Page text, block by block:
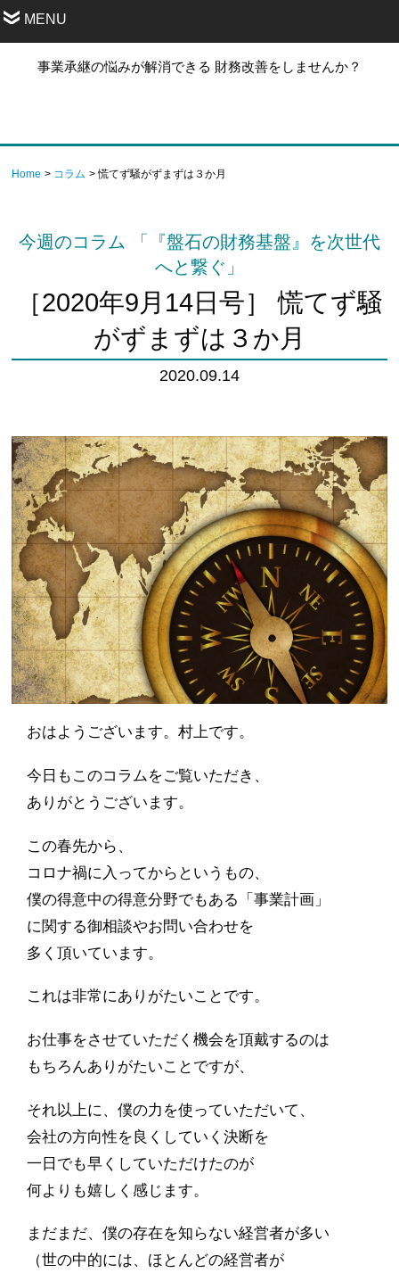
MENU
事業承継の悩みが解消できる 財務改善をしませんか？
Home コラム 慌てず騒がずまずは３か月
今週のコラム 「『盤石の財務基盤』を次世代
へと繋ぐ」
［2020年9月14日号］ 慌てず騒
がずまずは３か月
2020.09.14
おはようございます。村上です。
今日もこのコラムをご覧いただき、
ありがとうございます。
この春先から、
コロナ禍に入ってからというもの、
僕の得意中の得意分野でもある「事業計画」
に関する御相談やお問い合わせを
多く頂いています。
これは非常にありがたいことです。
お仕事をさせていただく機会を頂戴するのは
もちろんありがたいことですが、
それ以上に、僕の力を使っていただいて、
会社の方向性を良くしていく決断を
一日でも早くしていただけたのが
何よりも嬉しく感じます。
まだまだ、僕の存在を知らない経営者が多い
（世の中的には、ほとんどの経営者が